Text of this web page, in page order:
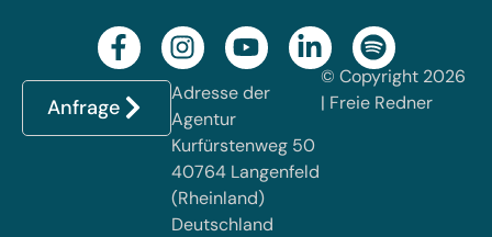
Anfrage
Adresse der
Agentur
Kurfürstenweg 50
40764 Langenfeld
(Rheinland)
Deutschland
© Copyright 2026
| Freie Redner